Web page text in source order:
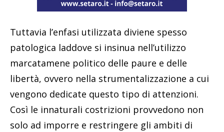
Tuttavia l’enfasi utilizzata diviene spesso
patologica laddove si insinua nell’utilizzo
marcatamene politico delle paure e delle
libertà, ovvero nella strumentalizzazione a cui
vengono dedicate questo tipo di attenzioni.
Così le innaturali costrizioni provvedono non
solo ad imporre e restringere gli ambiti di